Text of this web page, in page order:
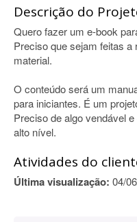
Descrição do
Quero fazer um e-book
Preciso que sejam feitas
material.
O conteúdo será um
para iniciantes. É um
Preciso de algo vendável
alto nível.
Atividades do
Última visualização: 04/